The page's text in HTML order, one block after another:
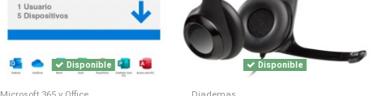
Disponible Disponible